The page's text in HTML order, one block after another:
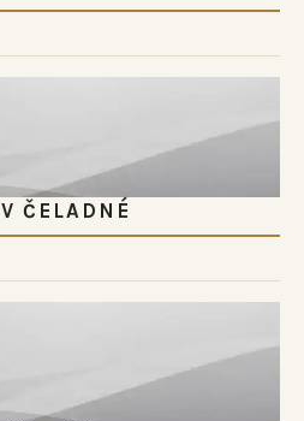
ČELADNÉ